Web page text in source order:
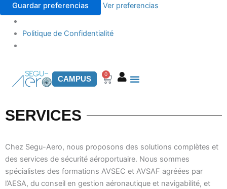
Guardar preferencias Ver preferencias
Politique de Confidentialité
CAMPUS
0
Panier
SERVICES
Chez Segu-Aero, nous proposons des solutions complètes et
des services de sécurité aéroportuaire. Nous sommes
spécialistes des formations AVSEC et AVSAF agréées par
l’AESA, du conseil en gestion aéronautique et navigabilité, et